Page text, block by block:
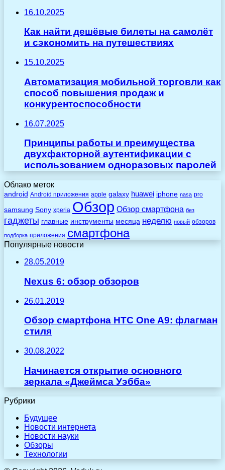
16.10.2025
Как найти дешёвые билеты на самолёт
и сэкономить на путешествиях
15.10.2025
Автоматизация мобильной торговли как
способ повышения продаж и
конкурентоспособности
16.07.2025
Принципы работы и преимущества
двухфакторной аутентификации с
использованием одноразовых паролей
Облако меток
android Android приложения apple galaxy huawei iphone nasa pro
samsung Sony xperia Обзор Обзор смартфона без
гаджеты главные инструменты месяца неделю новый обзоров
подборка приложения смартфона
Популярные новости
28.05.2019
Nexus 6: обзор обзоров
26.01.2019
Обзор смартфона HTC One A9: флагман
стиля
30.08.2022
Начинается открытие основного
зеркала «Джеймса Уэбба»
Рубрики
Будущее
Новости интернета
Новости науки
Обзоры
Технологии